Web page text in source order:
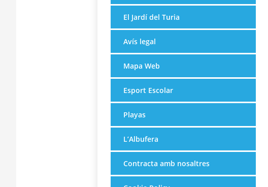
El Jardí del Turia
Avís legal
Mapa Web
Esport Escolar
Playas
L’Albufera
Contracta amb nosaltres